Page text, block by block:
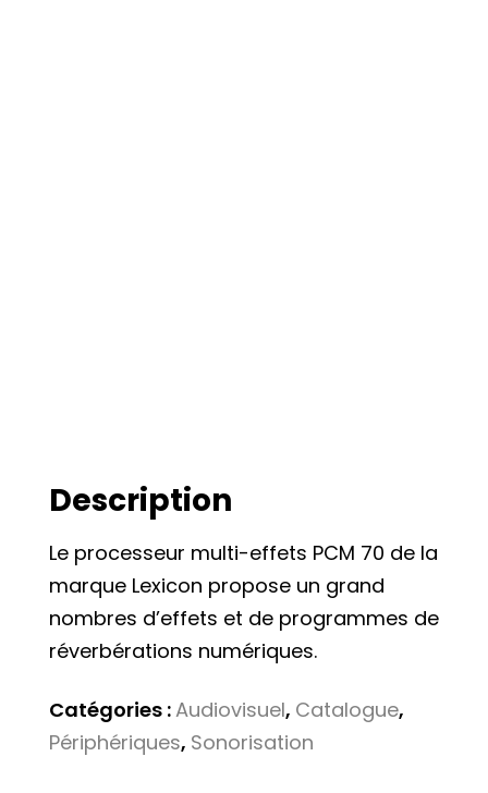
Description
Le processeur multi-effets PCM 70 de la
marque Lexicon propose un grand
nombres d’effets et de programmes de
réverbérations numériques.
Catégories :Audiovisuel, Catalogue,
Périphériques, Sonorisation